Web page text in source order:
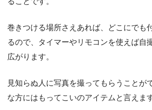
巻きつける場所さえあれば、どこにでも
るので、タイマーやリモコンを使えば自
広がります。
見知らぬ人に写真を撮ってもらうことが
な方にはもってこいのアイテムと言えま